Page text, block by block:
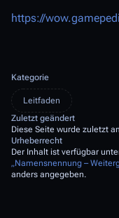
https://
Kategorie
Leitfaden
Zuletzt geändert
Diese Seite wurde zuletzt
Urheberrecht
Der Inhalt ist verfügbar
„Namensnennung –
anders angegeben.